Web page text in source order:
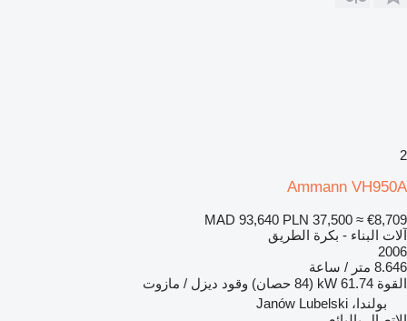
2
Ammann VH950A
MAD 93,640 PLN 37,500 ≈ €8,709
آلات البناء - بكرة الطريق
2006
8.646 متر / ساعة
القوة 61.74 kW (84 حصان) وقود ديزل / مازوت
بولندا، Janów Lubelski